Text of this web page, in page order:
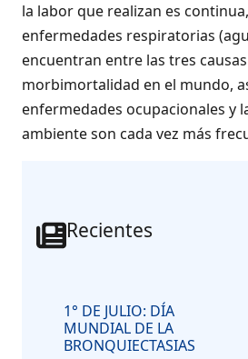
la labor que realizan es
enfermedades respiratorias
encuentran entre las tres
morbimortalidad en el mundo,
enfermedades ocupacionales y
ambiente son cada vez más
Recientes
1° DE JULIO: DÍA
MUNDIAL DE LA
BRONQUIECTASIAS